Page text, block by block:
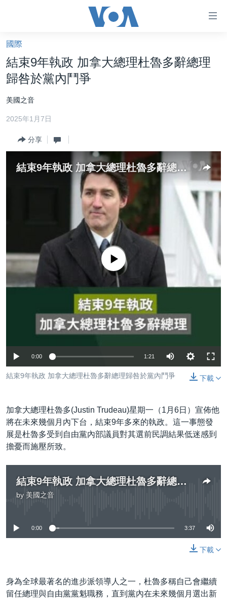
礙
鏈
接
跳
轉
內
索
美國大選2024
海外港人
新聞自由
經貿
視頻
美國專訊
視頻存檔
音頻
新聞音頻
海外港人
廣播節目表
關注我們
國際
結束9年執政 加拿大總理杜魯多辭總理
歸咎於黨內鬥爭
美國之音
2025年1月7日
分享
結束9年執政 加拿大總理杜魯多辭總理歸咎於黨內鬥爭
720p 1080p
No media source currently available
0:00 1:21
480p
720p
下載
結束9年執政 加拿大總理杜魯多辭總理歸咎於黨內鬥爭
加拿大總理杜魯多(Justin Trudeau)星期一（1月6日）宣佈他
將在未來幾個月內下台，結束9年多來的執政。這一事態發
展是杜魯多受到自由黨內部議員對其選前民調結果低迷感到
擔憂而施壓所致。
結束9年執政 加拿大總理杜魯多辭總理歸咎於黨內鬥爭
by 美國之音
0:00 3:37
下載
身為全球最著名的進步派領導人之一，杜魯多稱自己會繼續
留任總理與自由黨黨魁職務，直到黨內在未來幾個月選出新